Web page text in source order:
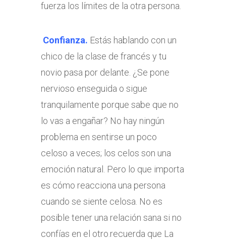
fuerza los límites de la otra persona.
Confianza. Estás hablando con un
chico de la clase de francés y tu
novio pasa por delante. ¿Se pone
nervioso enseguida o sigue
tranquilamente porque sabe que no
lo vas a engañar? No hay ningún
problema en sentirse un poco
celoso a veces; los celos son una
emoción natural. Pero lo que importa
es cómo reacciona una persona
cuando se siente celosa. No es
posible tener una relación sana si no
confías en el otro.recuerda que La